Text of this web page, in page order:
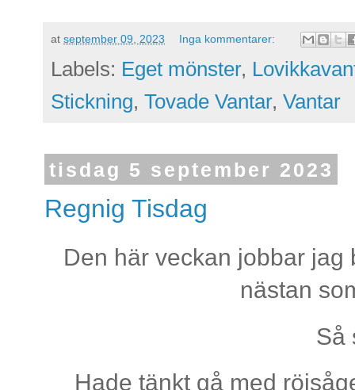
at september 09, 2023 Inga kommentarer:
Labels: Eget mönster,
Stickning, Tovade Vantar, Vantar
tisdag 5 september 2023
Regnig Tisdag
Den här veckan jobbar jag
nästan
Så
Hade tänkt gå med